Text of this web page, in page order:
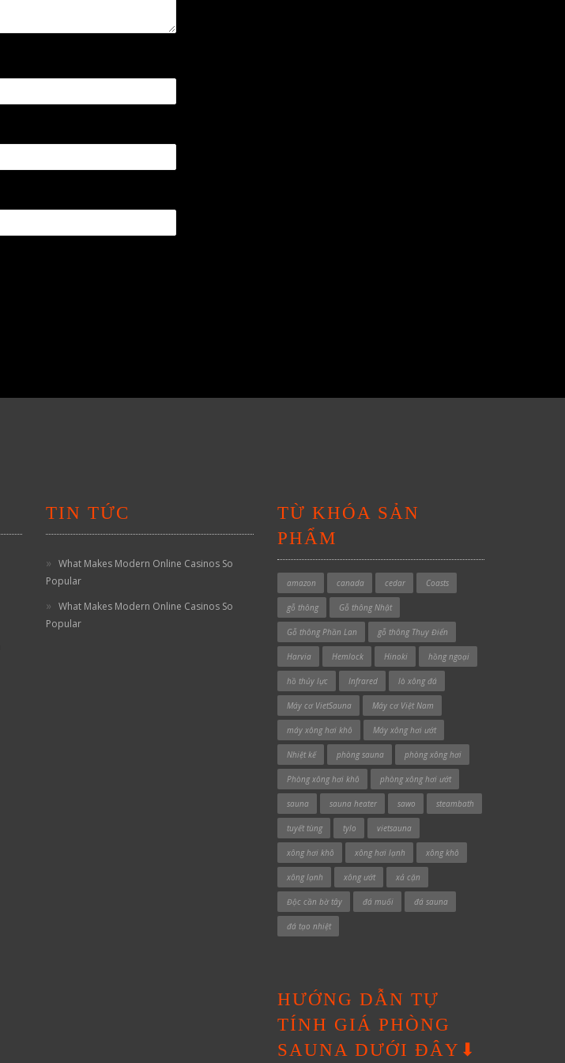
TIN TỨC
What Makes Modern Online Casinos So
Popular
What Makes Modern Online Casinos So
Popular
TỪ KHÓA SẢN
PHẨM
amazon canada cedar Coasts
gỗ thông Gỗ thông Nhật
Gỗ thông Phần Lan gỗ thông Thụy Điển
Harvia Hemlock Hinoki hồng ngoại
hồ thủy lực Infrared lò xông đá
Máy cơ VietSauna Máy cơ Việt Nam
máy xông hơi khô Máy xông hơi ướt
Nhiệt kế phòng sauna phòng xông hơi
Phòng xông hơi khô phòng xông hơi ướt
sauna sauna heater sawo steambath
tuyết tùng tylo vietsauna
xông hơi khô xông hơi lạnh xông khô
xông lạnh xông ướt xả cặn
Độc cần bờ tây đá muối đá sauna
đá tạo nhiệt
HƯỚNG DẪN TỰ
TÍNH GIÁ PHÒNG
SAUNA DƯỚI ĐÂY⬇